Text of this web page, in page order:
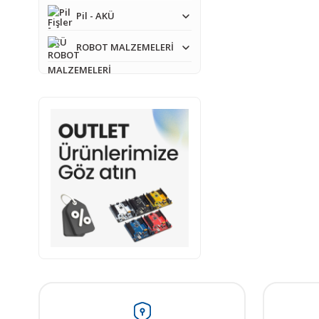
Pil - AKÜ
ROBOT MALZEMELERİ